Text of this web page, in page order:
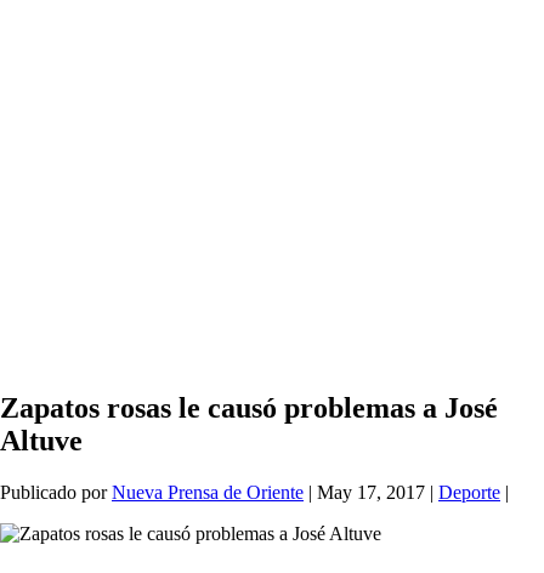
Zapatos rosas le causó problemas a José
Altuve
Publicado porNueva Prensa de Oriente | May 17, 2017 | Deporte |